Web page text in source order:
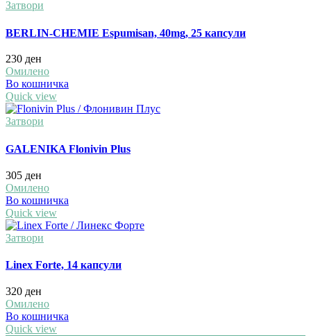
Затвори
BERLIN-CHEMIE Espumisan, 40mg, 25 капсули
230 ден
Омилено
Во кошничка
Quick view
Затвори
GALENIKA Flonivin Plus
305 ден
Омилено
Во кошничка
Quick view
Затвори
Linex Forte, 14 капсули
320 ден
Омилено
Во кошничка
Quick view